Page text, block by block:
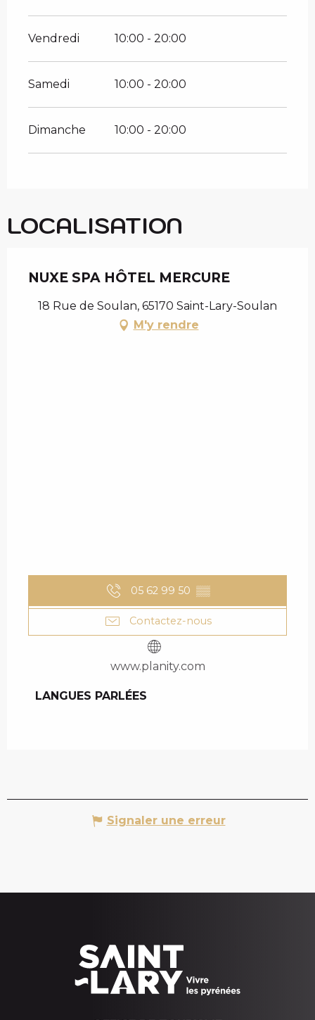
Vendredi 10:00 - 20:00
Samedi 10:00 - 20:00
Dimanche 10:00 - 20:00
LOCALISATION
NUXE SPA HÔTEL MERCURE
18 Rue de Soulan, 65170 Saint-Lary-Soulan
M'y rendre
05 62 99 50 ▒▒
Contactez-nous
www.planity.com
LANGUES PARLÉES
LANGUES PARLÉES
Signaler une erreur